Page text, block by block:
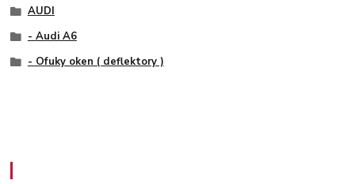
AUDI
- Audi A6
- Ofuky oken ( deflektory )